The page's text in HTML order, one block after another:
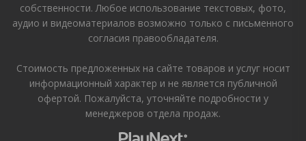
собственности. Любое использование текстовых, фото,
аудио и видеоматериалов возможно только с письменного
согласия правообладателя.
Стоимость предложенных на сайте товаров и услуг носит
информационный характер и не является публичной
офертой. Пожалуйста, уточняйте подробности у
менеджеров отдела продаж.